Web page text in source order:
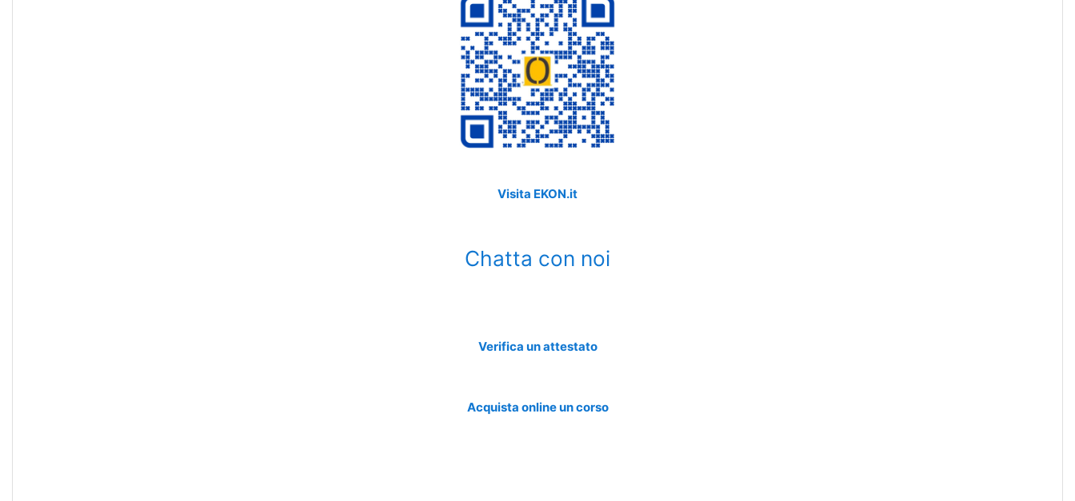
Visita EKON.it
Chatta con noi
Verifica un attestato
Acquista online un corso